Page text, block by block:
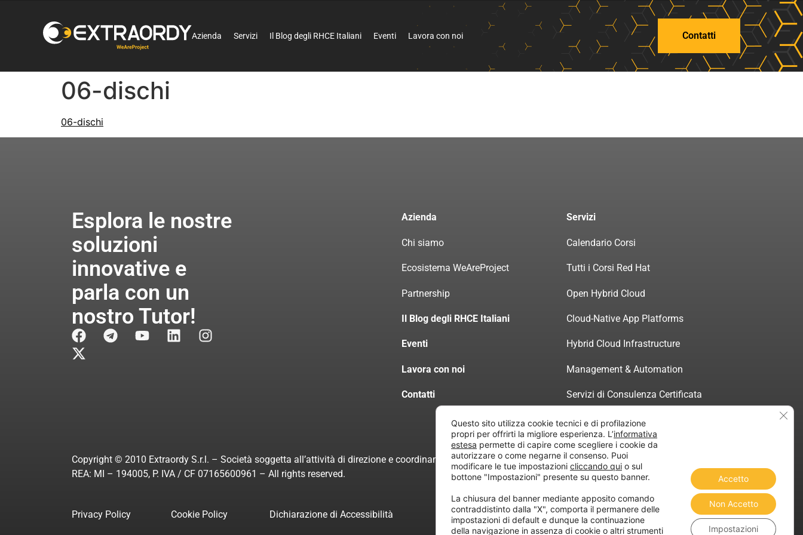
Azienda Servizi Il Blog degli RHCE Italiani Eventi Lavora con noi Contatti
06-dischi
06-dischi
Esplora le nostre
soluzioni
innovative e
parla con un
nostro Tutor!
Azienda
Chi siamo
Ecosistema WeAreProject
Partnership
Il Blog degli RHCE Italiani
Eventi
Lavora con noi
Contatti
Servizi
Calendario Corsi
Tutti i Corsi Red Hat
Open Hybrid Cloud
Cloud-Native App Platforms
Hybrid Cloud Infrastructure
Management & Automation
Servizi di Consulenza Certificata
Copyright © 2010 Extraordy S.r.l. – Società soggetta all’attività di direzione e coordinamento di “Project Informatica”
REA: MI – 194005, P. IVA / CF 07165600961 – All rights reserved.
Privacy Policy Cookie Policy Dichiarazione di Accessibilità
Questo sito utilizza cookie tecnici e di profilazione
propri per offrirti la migliore esperienza. L’informativa
estesa permette di capire come scegliere i cookie da
autorizzare o come negarne il consenso. Puoi
modificare le tue impostazioni cliccando qui o sul
bottone "Impostazioni" presente su questo banner.
La chiusura del banner mediante apposito comando
contraddistinto dalla "X", comporta il permanere delle
impostazioni di default e dunque la continuazione
della navigazione in assenza di cookie o altri strumenti
Accetto
Non Accetto
Impostazioni